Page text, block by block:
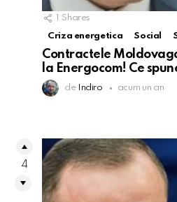
Shares
Criza energetica
Social
Contractele
la Energocom! Ce
de Indiro acum un an
4